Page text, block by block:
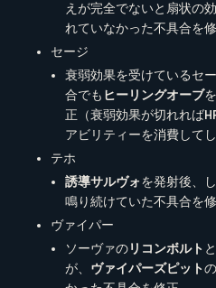
えが完全でないと扇状の
れていなかった不具合を
セージ
衰弱効果を受けているセ
合でも ヒーリングオーブ
正（衰弱効果が切れれば
アビリティーを消費して
テホ
誘導サルヴォを発射後、
鳴り続けていた不具合を
ヴァイパー
ソーヴァのリコンボルト
が、 ヴァイパーズピット